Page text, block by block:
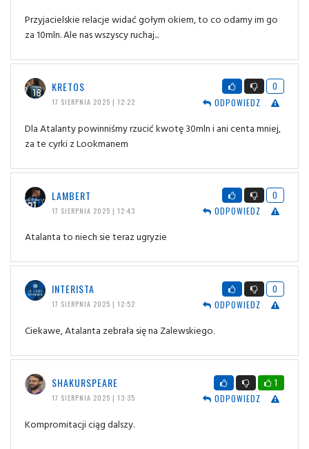
Przyjacielskie relacje widać gołym okiem, to co odamy im go
za 10mln. Ale nas wszyscy ruchaj...
KRETOS
17 SIERPNIA 2025 | 12:22
0
ODPOWIEDZ
Dla Atalanty powinniśmy rzucić kwotę 30mln i ani centa mniej,
za te cyrki z Lookmanem
LAMBERT
17 SIERPNIA 2025 | 12:43
0
ODPOWIEDZ
Atalanta to niech sie teraz ugryzie
INTERISTA
17 SIERPNIA 2025 | 12:52
0
ODPOWIEDZ
Ciekawe, Atalanta zebrała się na Zalewskiego.
SHAKURSPEARE
17 SIERPNIA 2025 | 13:35
1
ODPOWIEDZ
Kompromitacji ciąg dalszy.